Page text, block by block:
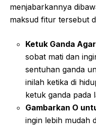
menjabarkannya
maksud fitur tersebut
Ketuk Ganda
sobat mati dan
sentuhan ganda
inilah ketika di
ketuk ganda pada
Gambarkan O
ingin lebih mudah